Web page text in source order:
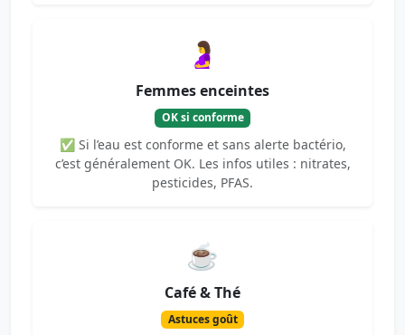
🤰
Femmes enceintes
OK si conforme
✅ Si l’eau est conforme et sans alerte bactério,
c’est généralement OK. Les infos utiles : nitrates,
pesticides, PFAS.
☕
Café & Thé
Astuces goût